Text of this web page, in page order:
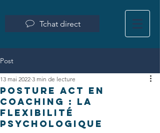
Tchat direct
Post
POSTURE ACT EN
COACHING : la
flexibilité
psychologique
13 mai 2022 3 min de lecture